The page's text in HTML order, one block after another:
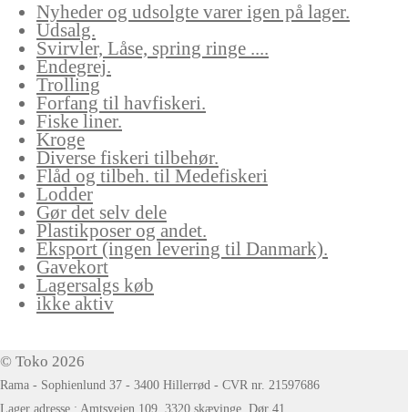
Nyheder og udsolgte varer igen på lager.
Udsalg.
Svirvler, Låse, spring ringe ....
Endegrej.
Trolling
Forfang til havfiskeri.
Fiske liner.
Kroge
Diverse fiskeri tilbehør.
Flåd og tilbeh. til Medefiskeri
Lodder
Gør det selv dele
Plastikposer og andet.
Eksport (ingen levering til Danmark).
Gavekort
Lagersalgs køb
ikke aktiv
© Toko 2026
Rama - Sophienlund 37 - 3400 Hillerrød - CVR nr. 21597686
Lager adresse : Amtsvejen 109, 3320 skævinge. Dør 41.